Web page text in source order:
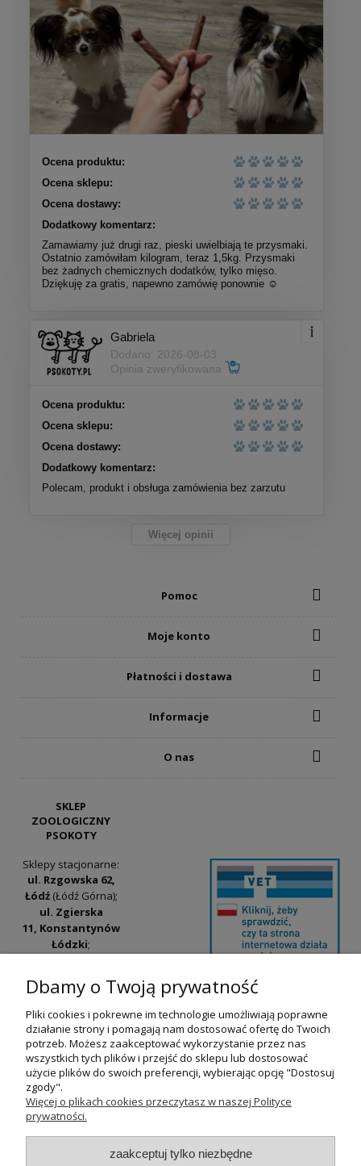
Ocena produktu:
Ocena sklepu:
Ocena dostawy:
Dodatkowy komentarz:
Zamawiamy już drugi raz, pieski uwielbiają te przysmaki.
Ostatnio zamówiłam kilogram, teraz 1,5kg. Przysmaki
bez żadnych chemicznych dodatków, tylko mięso.
Dziękuję za gratis, napewno zamówię ponownie ☺️
Gabriela
Dodano: 2026-08-03
Opinia zweryfikowana
Ocena produktu:
Ocena sklepu:
Ocena dostawy:
Dodatkowy komentarz:
Polecam, produkt i obsługa zamówienia bez zarzutu
Więcej opinii
Pomoc
Moje konto
Płatności i dostawa
Informacje
O nas
SKLEP
ZOOLOGICZNY
PSOKOTY
Sklepy stacjonarne:
ul. Rzgowska 62,
Łódź(Łódź Górna);
ul. Zgierska
11, Konstantynów
Łódzki;
Widzew).
Godziny otwarcia:
pn-pt 9:00-17:00
+48 530 230 483
psokoty@psokoty.pl
Sklep internetowy Shoper.pl
Dbamy o Twoją prywatność
Pliki cookies i pokrewne im technologie umożliwiają poprawne
działanie strony i pomagają nam dostosować ofertę do Twoich
potrzeb. Możesz zaakceptować wykorzystanie przez nas
wszystkich tych plików i przejść do sklepu lub dostosować
użycie plików do swoich preferencji, wybierając opcję "Dostosuj
zgody".
Więcej o plikach cookies przeczytasz w naszej Polityce
prywatności.
zaakceptuj tylko niezbędne